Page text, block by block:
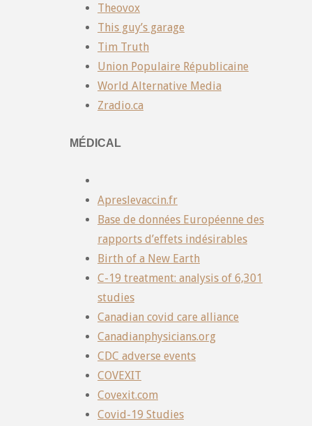
Theovox
This guy’s garage
Tim Truth
Union Populaire Républicaine
World Alternative Media
Zradio.ca
MÉDICAL
Apreslevaccin.fr
Base de données Européenne des
rapports d’effets indésirables
Birth of a New Earth
C-19 treatment: analysis of 6,301
studies
Canadian covid care alliance
Canadianphysicians.org
CDC adverse events
COVEXIT
Covexit.com
Covid-19 Studies